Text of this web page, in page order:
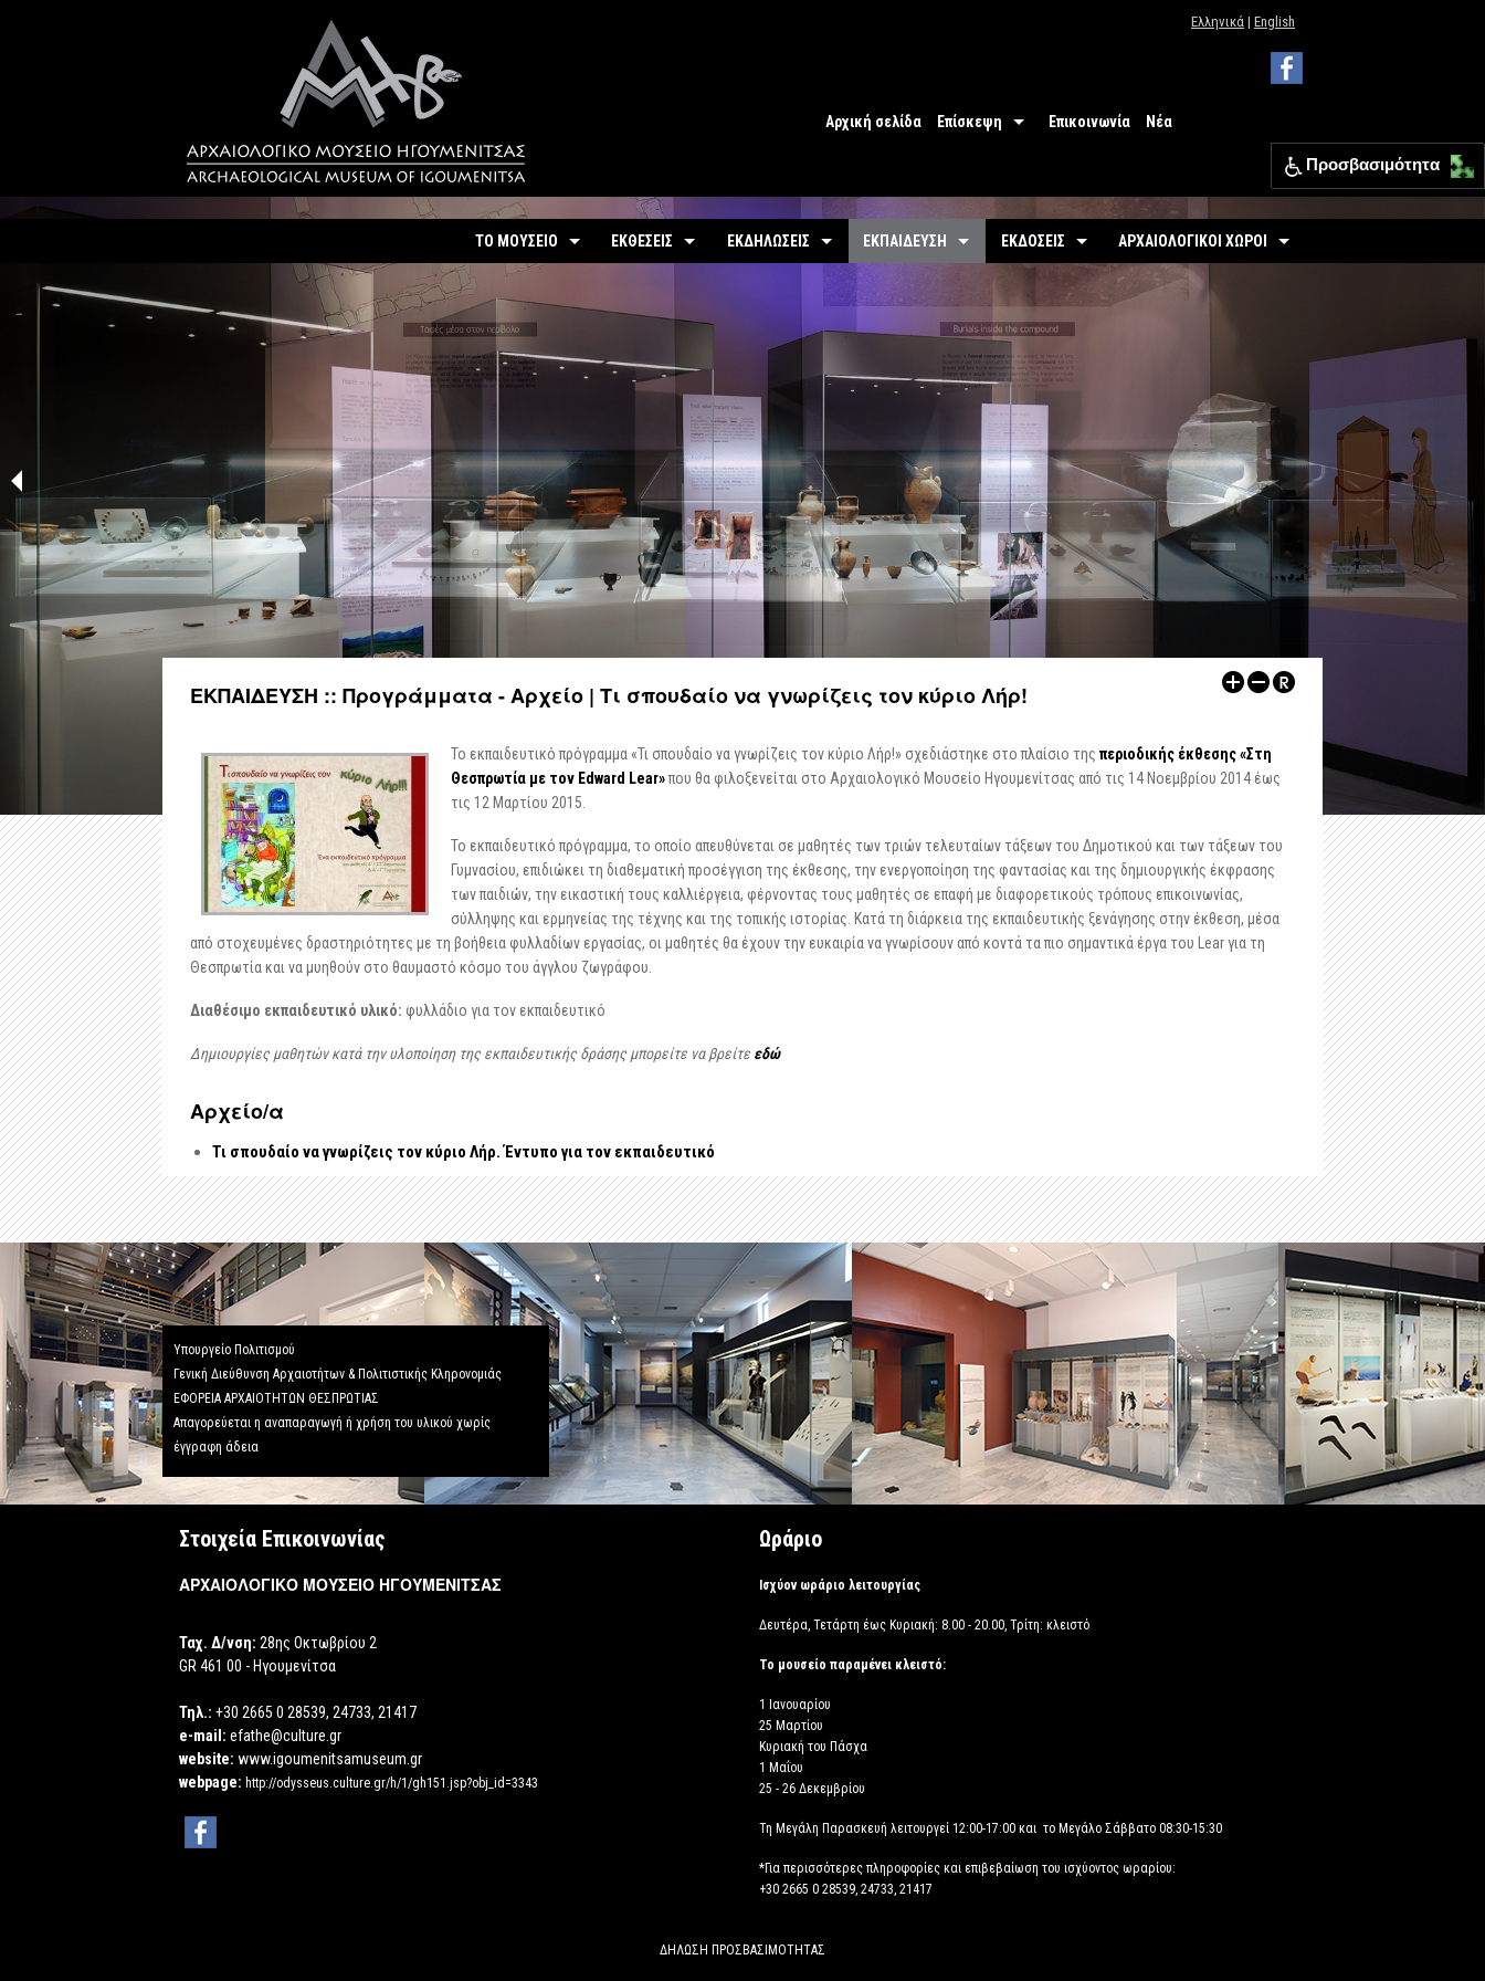
Ελληνικά | English
Αρχική σελίδα Επίσκεψη
Ωράριο ΕΦΑ Θεσπρωτίας
Προσβασιμότητα
Πωλητήριο
Σχόλια επισκεπτών
Επικοινωνία Νέα
ΤΟ ΜΟΥΣΕΙΟ
Σύντομη περιήγηση
Δραστηριότητες
ΕΚΘΕΣΕΙΣ
Αίθουσες / Ενότητες
- Βίντεο - Εικονική περιήγηση
Εκθέματα / Χρονολόγιο
Έκθεμα του Μήνα
Περιοδικές / Φιλοξενούμενες
Περιοδεύουσες
Συμμετοχές
ΕΚΔΗΛΩΣΕΙΣ
Αρχείο Εκδηλώσεων
ΕΚΠΑΙΔΕΥΣΗ
-Μόνιμα
-Εκπαιδευτικές Δράσεις
Αρχείο
Ψηφιακές Δράσεις
Επισκέψεις Σχολείων
Ο Χώρος σας
Δημιουργίες
ΕΚΔΟΣΕΙΣ
-Εκθέσεις
- Αρχαιολογικοί Χώροι
Εκπαιδευτικά Έντυπα
Φυλλάδια
-Εκθέσεις
-Αρχαιολογικοί Χώροι
-Εκπαιδευτικά
Ψηφιακές Εκδόσεις
Άλλα
ΑΡΧΑΙΟΛΟΓΙΚΟΙ ΧΩΡΟΙ
Οργανωμένοι
Αρχαιολογικός Χώρος Ελέας
Αρχαιολογικός Χώρος Ντόλιανης
-Αρχαιολογικός Χώρος Δυμοκάστρου
-Αρχαιολογικός Χώρος Πύργου Ραγίου
Λοιποί Xώροι / Μνημεία
Kάστρο Μαργαριτίου
- Οχυρωμένος οικισμός στη χερσόνησο της Λυγιάς
Ρωμαϊκό νεκροταφείο Μαζαρακιάς
- Οι υδρόμυλοι του Μαργαριτίου
-Πολυνέρι (Κούτσι)
-Ο τύμβος Παραποτάμου
Ταφικό ηρώο στα Μάρμαρα Ζερβοχωρίου
Οχυρό Αγίου Δονάτου Ζερβοχωρίου
ΕΚΠΑΙΔΕΥΣΗ :: Προγράμματα - Αρχείο | Τι σπουδαίο να γνωρίζεις τον κύριο Λήρ!
Το εκπαιδευτικό πρόγραμμα «Τι σπουδαίο να γνωρίζεις τον κύριο Λήρ!» σχεδιάστηκε στο πλαίσιο της περιοδικής έκθεσης «Στη
Θεσπρωτία με τον Edward Lear»που θα φιλοξενείται στο Αρχαιολογικό Μουσείο Ηγουμενίτσας από τις 14 Νοεμβρίου 2014 έως
τις 12 Μαρτίου 2015.
Το εκπαιδευτικό πρόγραμμα, το οποίο απευθύνεται σε μαθητές των τριών τελευταίων τάξεων του Δημοτικού και των τάξεων του
Γυμνασίου, επιδιώκει τη διαθεματική προσέγγιση της έκθεσης, την ενεργοποίηση της φαντασίας και της δημιουργικής έκφρασης
των παιδιών, την εικαστική τους καλλιέργεια, φέρνοντας τους μαθητές σε επαφή με διαφορετικούς τρόπους επικοινωνίας,
σύλληψης και ερμηνείας της τέχνης και της τοπικής ιστορίας. Κατά τη διάρκεια της εκπαιδευτικής ξενάγησης στην έκθεση, μέσα
από στοχευμένες δραστηριότητες με τη βοήθεια φυλλαδίων εργασίας, οι μαθητές θα έχουν την ευκαιρία να γνωρίσουν από κοντά τα πιο σημαντικά έργα του Lear για τη
Θεσπρωτία και να μυηθούν στο θαυμαστό κόσμο του άγγλου ζωγράφου.
Διαθέσιμο εκπαιδευτικό υλικό: φυλλάδιο για τον εκπαιδευτικό
Δημιουργίες μαθητών κατά την υλοποίηση της εκπαιδευτικής δράσης μπορείτε να βρείτε εδώ
Αρχείo/α
Τι σπουδαίο να γνωρίζεις τον κύριο Λήρ. Έντυπο για τον εκπαιδευτικό
Υπουργείο Πολιτισμού
Γενική Διεύθυνση Αρχαιοτήτων & Πολιτιστικής Κληρονομιάς
ΕΦΟΡΕΙΑ ΑΡΧΑΙΟΤΗΤΩΝ ΘΕΣΠΡΩΤΙΑΣ
Απαγορεύεται η αναπαραγωγή ή χρήση του υλικού χωρίς
έγγραφη άδεια
Στοιχεία Επικοινωνίας
ΑΡΧΑΙΟΛΟΓΙΚΟ ΜΟΥΣΕΙΟ ΗΓΟΥΜΕΝΙΤΣΑΣ
Ταχ. Δ/νση: 28ης Οκτωβρίου 2
GR 461 00 - Ηγουμενίτσα
Τηλ.: +30 2665 0 28539, 24733, 21417
e-mail: efathe@culture.gr
website: www.igoumenitsamuseum.gr
webpage: http://odysseus.culture.gr/h/1/gh151.jsp?obj_id=3343
Ωράριο
Ισχύον ωράριο λειτουργίας
Δευτέρα, Τετάρτη έως Κυριακή: 8.00 - 20.00, Τρίτη: κλειστό
Το μουσείο παραμένει κλειστό:
1 Ιανουαρίου
25 Μαρτίου
Κυριακή του Πάσχα
1 Μαΐου
25 - 26 Δεκεμβρίου
Τη Μεγάλη Παρασκευή λειτουργεί 12:00-17:00 και το Μεγάλο Σάββατο 08:30-15:30
*Για περισσότερες πληροφορίες και επιβεβαίωση του ισχύοντος ωραρίου:
+30 2665 0 28539, 24733, 21417
ΔΗΛΩΣΗ ΠΡΟΣΒΑΣΙΜΟΤΗΤΑΣ
Προσβασιμότητα